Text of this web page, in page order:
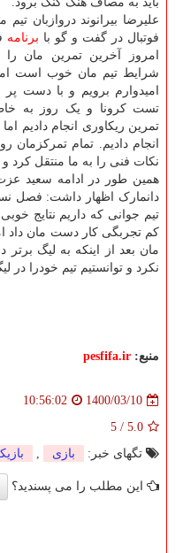
علیرضا بیرانوند دروازبان
فوتبال در گفت و گو با برنامه
امروز آخرین تمرین مان
شرایط تیم مان خوب است
امیدوارم برویم و با دست
تست کرونا و یک روز به
تمرین ریکاوری انجام دادیم
انجام دادیم. تمام
نکات فنی را به ما منتقل کرد و
همین طور در ادامه سعید
دانمارک اظهار داشت: فصل
تیم جوانی که داریم نتایج
کم تجربگی کار دست مان داد
مان بعد از اینکه به لیگ برتر
نکرد و توانستیم تیم خودرا در
منبع: pesfifa.ir
1400/03/10
10:56:02
5.0
/
5
تگهای خبر:
بازی ,
این مطلب را می پسندید؟